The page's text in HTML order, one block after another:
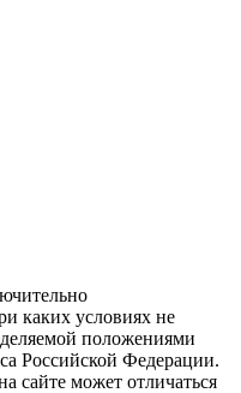
каких условиях не
положениями
Российской Федерации.
сайте может отличаться